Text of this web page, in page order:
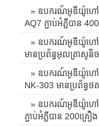
» ឧបករណ៍អូឌីយ៉ូហៅស
AQ7 ភ្ជាប់អំភ្លីបាន
» ឧបករណ៍អូឌីយ៉ូហៅស
មានប្រព័ន្ធអុលត្រាសូនិច
» ឧបករណ៍អូឌីយ៉ូហៅស
NK-303 មានប្រព័ន្ធថ
» ឧបករណ៍អូឌីយ៉ូហៅស
ភ្ជាប់អំភ្លីបាន 200គ្រឿង